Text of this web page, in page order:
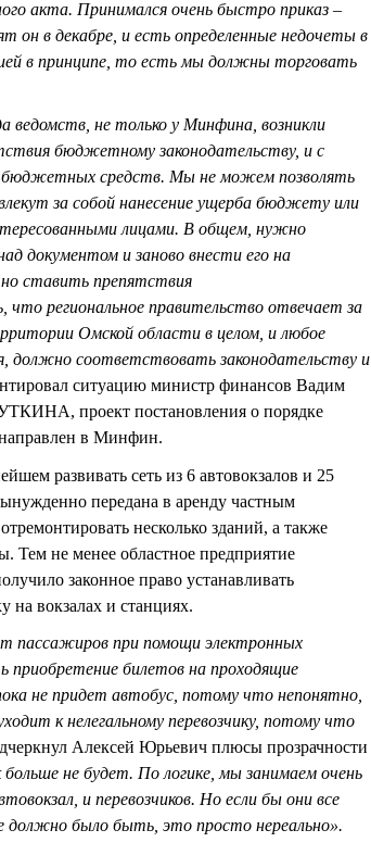
акта. Принимался очень быстро приказ –
он в декабре, и есть определенные недочеты в
в принципе, то есть мы должны торговать
ведомств, не только у Минфина, возникли
бюджетному законодательству, и с
бюджетных средств. Мы не можем позволять
за собой нанесение ущерба бюджету или
лицами. В общем, нужно
документом и заново внести его на
ставить препятствия
региональное правительство отвечает за
Омской области в целом, и любое
должно соответствовать законодательству и
ситуацию министр финансов Вадим
проект постановления о порядке
в Минфин.
развивать сеть из 6 автовокзалов и 25
передана в аренду частным
несколько зданий, а также
Тем не менее областное предприятие
законное право устанавливать
на вокзалах и станциях.
пассажиров при помощи электронных
билетов на проходящие
не придет автобус, потому что непонятно,
к нелегальному перевозчику, потому что
Алексей Юрьевич плюсы прозрачности
не будет. По логике, мы занимаем очень
и перевозчиков. Но если бы они все
должно было быть, это просто нереально».